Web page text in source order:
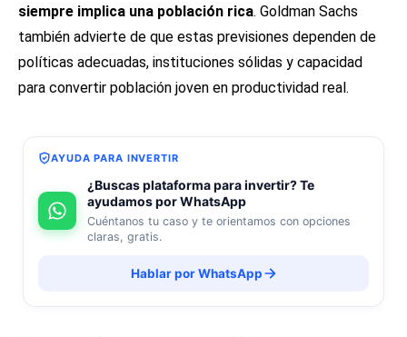
siempre implica una población rica. Goldman Sachs
también advierte de que estas previsiones dependen de
políticas adecuadas, instituciones sólidas y capacidad
para convertir población joven en productividad real.
AYUDA PARA INVERTIR
¿Buscas plataforma para invertir? Te
ayudamos por WhatsApp
Cuéntanos tu caso y te orientamos con opciones
claras, gratis.
Hablar por WhatsApp